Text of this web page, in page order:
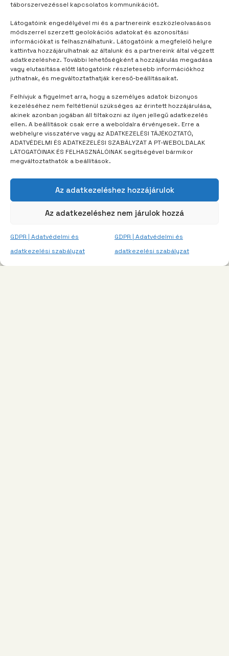
táborszervezéssel kapcsolatos kommunikációt.
Látogatóink engedélyével mi és a partnereink eszközleolvasásos
módszerrel szerzett geolokációs adatokat és azonosítási
információkat is felhasználhatunk. Látogatóink a megfelelő helyre
kattintva hozzájárulhatnak az általunk és a partnereink által végzett
adatkezeléshez. További lehetőségként a hozzájárulás megadása
vagy elutasítása előtt látogatóink részletesebb információkhoz
juthatnak, és megváltoztathatják kereső-beállításaikat.
Felhívjuk a figyelmet arra, hogy a személyes adatok bizonyos
kezeléséhez nem feltétlenül szükséges az érintett hozzájárulása,
akinek azonban jogában áll tiltakozni az ilyen jellegű adatkezelés
ellen. A beállítások csak erre a weboldalra érvényesek. Erre a
webhelyre visszatérve vagy az ADATKEZELÉSI TÁJÉKOZTATÓ,
ADATVÉDELMI ÉS ADATKEZELÉSI SZABÁLYZAT A PT-WEBOLDALAK
LÁTOGATÓINAK ÉS FELHASZNÁLÓINAK segítségével bármikor
megváltoztathatók a beállítások.
Az adatkezeléshez hozzájárulok
Az adatkezeléshez nem járulok hozzá
GDPR | Adatvédelmi és
adatkezelési szabályzat
GDPR | Adatvédelmi és
adatkezelési szabályzat
TRACCS 3 hónap telt el
Velős gyakori kérdések